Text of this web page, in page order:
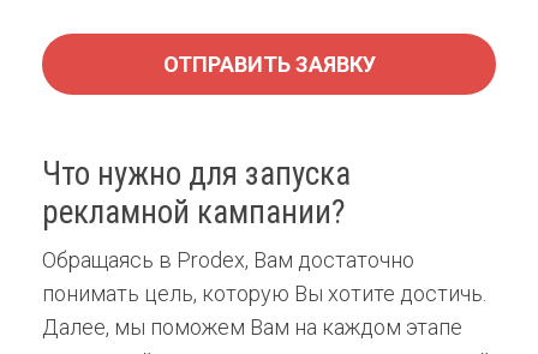
ОТПРАВИТЬ ЗАЯВКУ
Что нужно для запуска
рекламной кампании?
Обращаясь в Prodex, Вам достаточно
понимать цель, которую Вы хотите достичь.
Далее, мы поможем Вам на каждом этапе